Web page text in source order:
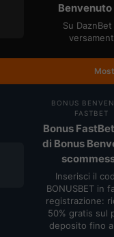
Su
BONUS
FASTBET
Bonus
di Bonus
Inserisci il
BONUSBET in
registrazione:
50% gratis sul
deposito fino